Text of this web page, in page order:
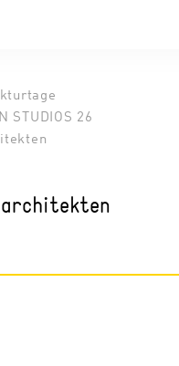
STUDIOS 26
architekten